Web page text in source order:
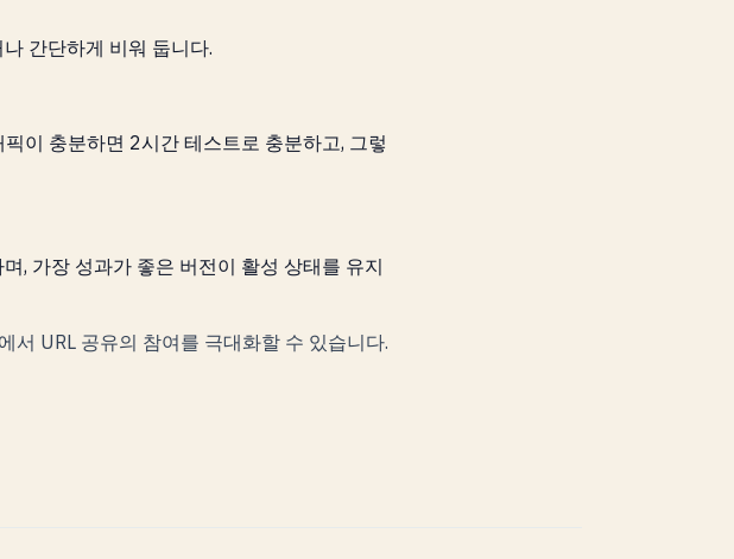
간단하게 비워 둡니다.
이 충분하면 2시간 테스트로 충분하고, 그렇
, 가장 성과가 좋은 버전이 활성 상태를 유지
URL 공유의 참여를 극대화할 수 있습니다.